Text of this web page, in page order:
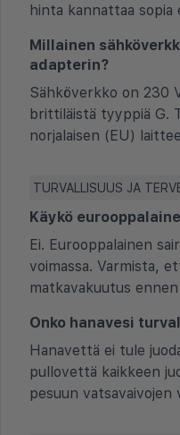
hinta kannattaa sopia
Millainen
adapterin?
Sähköverkko on 230
brittiläistä tyyppiä G.
norjalaisen (EU)
TURVALLISUUS JA
Käykö
Ei. Eurooppalainen
voimassa. Varmista,
matkavakuutus
Onko hanavesi
Hanavettä ei tule
pullovettä kaikkeen
pesuun vatsavaivojen